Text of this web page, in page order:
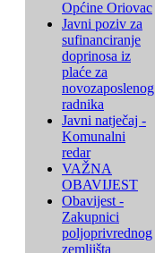
Općine Oriovac
Javni poziv za
sufinanciranje
doprinosa iz
plaće za
novozaposlenog
radnika
Javni natječaj -
Komunalni
redar
VAŽNA
OBAVIJEST
Obavijest -
Zakupnici
poljoprivrednog
zemljišta